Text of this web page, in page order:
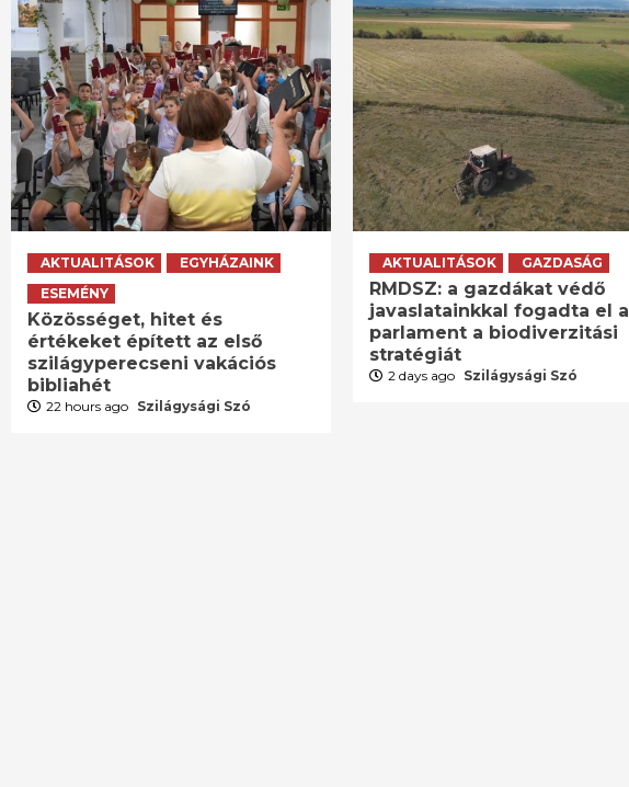
AKTUALITÁSOK
EGYHÁZAINK
ESEMÉNY
Közösséget, hitet és
értékeket épített az első
szilágyperecseni vakációs
bibliahét
22 hours ago Szilágysági Szó
AKTUALITÁSOK GAZDASÁG
RMDSZ: a gazdákat védő
javaslatainkkal fogadta el a
parlament a biodiverzitási
stratégiát
2 days ago Szilágysági Szó